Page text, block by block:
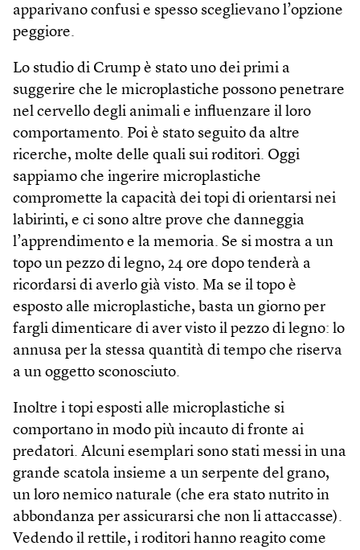
apparivano confusi e spesso sceglievano l’opzione
peggiore.
Lo studio di Crump è stato uno dei primi a
suggerire che le microplastiche possono penetrare
nel cervello degli animali e influenzare il loro
comportamento. Poi è stato seguito da altre
ricerche, molte delle quali sui roditori. Oggi
sappiamo che ingerire microplastiche
compromette la capacità dei topi di orientarsi nei
labirinti, e ci sono altre prove che danneggia
l’apprendimento e la memoria. Se si mostra a un
topo un pezzo di legno, 24 ore dopo tenderà a
ricordarsi di averlo già visto. Ma se il topo è
esposto alle microplastiche, basta un giorno per
fargli dimenticare di aver visto il pezzo di legno: lo
annusa per la stessa quantità di tempo che riserva
a un oggetto sconosciuto.
Inoltre i topi esposti alle microplastiche si
comportano in modo più incauto di fronte ai
predatori. Alcuni esemplari sono stati messi in una
grande scatola insieme a un serpente del grano,
un loro nemico naturale (che era stato nutrito in
abbondanza per assicurarsi che non li attaccasse).
Vedendo il rettile, i roditori hanno reagito come